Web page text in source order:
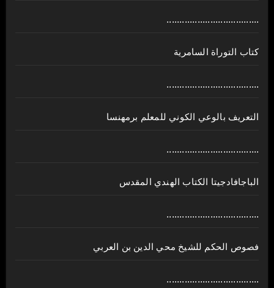
....................................
كتاب التوراة السامرية
....................................
ﺍﻟﺘﻌﺮﻳﻒ ﺑﺎﻟﻮﻋﻲ ﺍﻟﻜﻮﻧﻲ للمعلم برمهنسا
....................................
الباجافادجيتا الكتاب الهندي المقدس
....................................
فصوص الحكم للشيخ محي الدين بن العربي
....................................